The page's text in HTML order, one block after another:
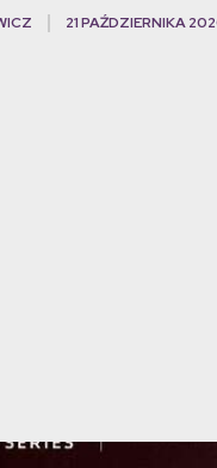
21 PAŹDZIERNIKA